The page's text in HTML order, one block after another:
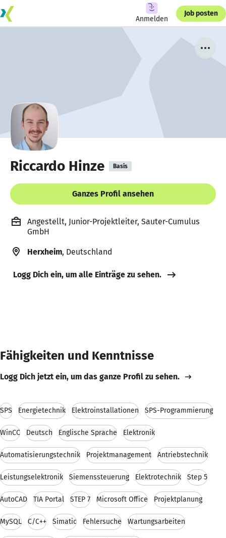
Anmelden
Job posten
Riccardo Hinze Basis
Ganzes Profil ansehen
Angestellt, Junior-Projektleiter, Sauter-Cumulus
GmbH
Herxheim, Deutschland
Logg Dich ein, um alle Einträge zu sehen.
Fähigkeiten und Kenntnisse
Logg Dich jetzt ein, um das ganze Profil zu sehen.
SPS Energietechnik Elektroinstallationen SPS-Programmierung
WinCC Deutsch Englische Sprache Elektronik
Automatisierungstechnik Projektmanagement Antriebstechnik
Leistungselektronik Siemenssteuerung Elektrotechnik Step 5
AutoCAD TIA Portal STEP 7 Microsoft Office Projektplanung
MySQL C/C++ Simatic Fehlersuche Wartungsarbeiten